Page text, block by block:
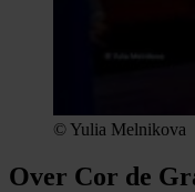
© Yulia Melnikova
Over Cor de